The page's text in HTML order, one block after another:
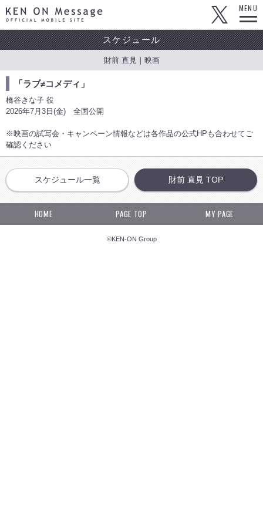
KEN ON Message OFFICIAL MOBILE SITE
MENU
スケジュール
財前 直見｜映画
「ラブ≠コメディ」
橋谷きな子 役
2026年7月3日(金) 全国公開
※映画の試写会・キャンペーン情報などは各作品の公式HPも合わせてご
確認ください
スケジュール一覧 財前 直見 TOP
HOME PAGE TOP MY PAGE
©KEN-ON Group